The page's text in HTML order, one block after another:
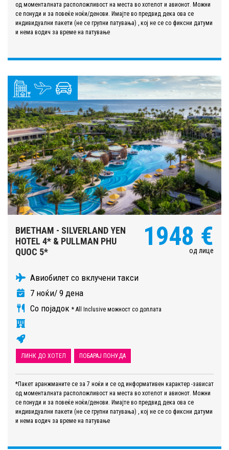
од моменталната расположливост на места во хотелот и авионот. Можни
се понуди и за повеќе ноќи/денови. Имајте во предвид дека ова се
индивидуални пакети (не се групни патувања) , кој не се со фиксни датуми
и нема водич за време на патување
ВИЕТНАМ - SILVERLAND YEN
HOTEL 4* & PULLMAN PHU
QUOC 5*
1948 €
од лице
Авиобилет со вклучени такси
7 ноќи/ 9 дена
Со појадок * All Inclusive можност со доплата
ЛИНК ДО ХОТЕЛ ПОБАРАЈ ПОНУДА
*Пакет аранжманите се за 7 ноќи и се од информативен карактер -зависат
од моменталната расположливост на места во хотелот и авионот. Можни
се понуди и за повеќе ноќи/денови. Имајте во предвид дека ова се
индивидуални пакети (не се групни патувања) , кој не се со фиксни датуми
и нема водич за време на патување